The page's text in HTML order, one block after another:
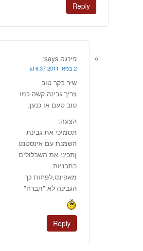
Reply
פירגה says:
2 במאי 2011 at 6:37
שיר בקר טוב
צריך גבינה קשה כמו
טוב טעם או כנען.
הצעה:
תסמיכי את גבינת
השמנת עם אינסטנט
ןתכיני את השבלולים
בתבניות
מאפינס,לפחות כך
הגבינה לא "תברח"
Reply